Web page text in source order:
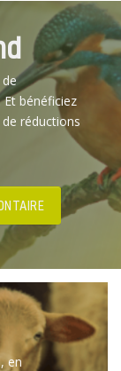
Et bénéficiez
réductions
en